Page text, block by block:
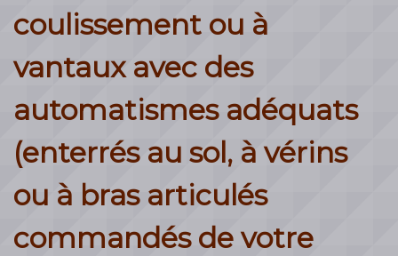
coulissement ou à
vantaux avec des
automatismes adéquats
(enterrés au sol, à vérins
ou à bras articulés
commandés de votre